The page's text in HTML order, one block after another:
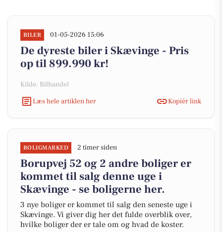
BILER 01-05-2026 15:06
De dyreste biler i Skævinge - Pris
op til 899.990 kr!
Kilde: Bilhandel
Læs hele artiklen her
Kopiér link
BOLIGMARKED 2 timer siden
Borupvej 52 og 2 andre boliger er
kommet til salg denne uge i
Skævinge - se boligerne her.
3 nye boliger er kommet til salg den seneste uge i
Skævinge. Vi giver dig her det fulde overblik over,
hvilke boliger der er tale om og hvad de koster.